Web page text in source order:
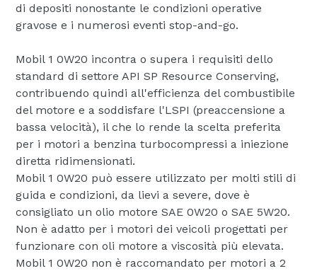
di depositi nonostante le condizioni operative
gravose e i numerosi eventi stop-and-go.
Mobil 1 0W20 incontra o supera i requisiti dello
standard di settore API SP Resource Conserving,
contribuendo quindi all'efficienza del combustibile
del motore e a soddisfare l'LSPI (preaccensione a
bassa velocità), il che lo rende la scelta preferita
per i motori a benzina turbocompressi a iniezione
diretta ridimensionati.
Mobil 1 0W20 può essere utilizzato per molti stili di
guida e condizioni, da lievi a severe, dove è
consigliato un olio motore SAE 0W20 o SAE 5W20.
Non è adatto per i motori dei veicoli progettati per
funzionare con oli motore a viscosità più elevata.
Mobil 1 0W20 non è raccomandato per motori a 2